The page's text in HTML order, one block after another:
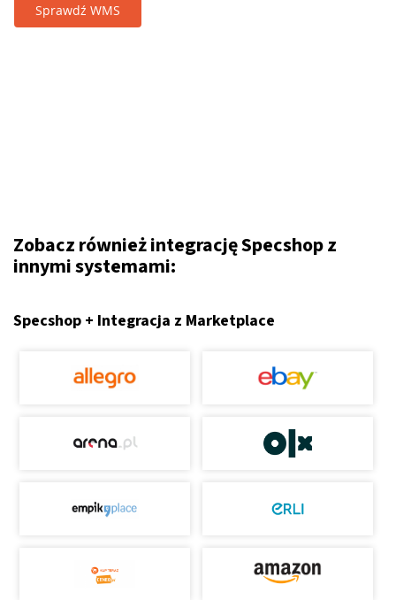
Sprawdź WMS
Zobacz również integrację Specshop z
innymi systemami:
Specshop + Integracja z Marketplace